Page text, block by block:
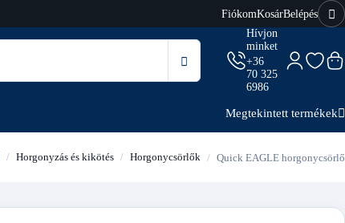
FiókomKosárBelépés
Hívjon
minket
+36
70 325
6986
Megtekintett termékek
Horgonyzás és kikötés Horgonycsörlők Quick EAGLE horgonycsörlő